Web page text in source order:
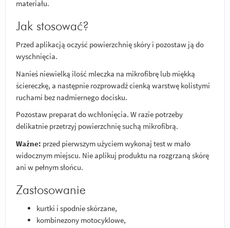
materiału.
Jak stosować?
Przed aplikacją oczyść powierzchnię skóry i pozostaw ją do
wyschnięcia.
Nanieś niewielką ilość mleczka na mikrofibrę lub miękką
ściereczkę, a następnie rozprowadź cienką warstwę kolistymi
ruchami bez nadmiernego docisku.
Pozostaw preparat do wchłonięcia. W razie potrzeby
delikatnie przetrzyj powierzchnię suchą mikrofibrą.
Ważne: przed pierwszym użyciem wykonaj test w mało
widocznym miejscu. Nie aplikuj produktu na rozgrzaną skórę
ani w pełnym słońcu.
Zastosowanie
kurtki i spodnie skórzane,
kombinezony motocyklowe,